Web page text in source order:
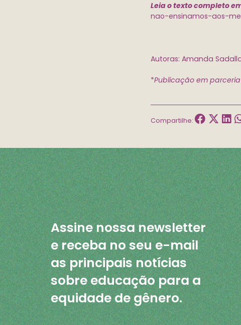
Leia o texto completo
nao-ensinamos-aos-
Autoras: Amanda
*Publicação em parceria
Compartilhe:
Assine nossa newsletter
e receba no seu e-mail
as principais notícias
sobre educação para a
equidade de gênero.